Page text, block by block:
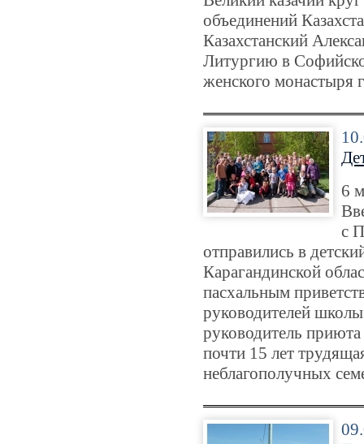
объединений
Казахстанский
Литургию в
женского монастыря
6
с
отправились в
Карагандинской
пасхальным
руководителей школы
руководитель
почти 15 лет
неблагополучных